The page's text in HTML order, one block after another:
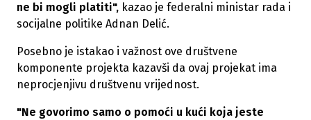
ne bi mogli platiti", kazao je federalni ministar rada i
socijalne politike Adnan Delić.
Posebno je istakao i važnost ove društvene
komponente projekta kazavši da ovaj projekat ima
neprocjenjivu društvenu vrijednost.
"Ne govorimo samo o pomoći u kući koja jeste